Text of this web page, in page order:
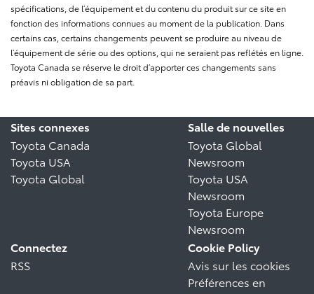
spécifications, de l’équipement et du contenu du produit sur ce site en
fonction des informations connues au moment de la publication. Dans
certains cas, certains changements peuvent se produire au niveau de
l’équipement de série ou des options, qui ne seraient pas reflétés en ligne.
Toyota Canada se réserve le droit d’apporter ces changements sans
préavis ni obligation de sa part.
Sites connexes
Toyota Canada
Toyota USA
Toyota Global
Salle de nouvelles
Toyota Global
Newsroom
Toyota USA
Newsroom
Toyota Europe
Newsroom
Connectez
RSS
Cookie Policy
Avis sur les cookies
Préférences en